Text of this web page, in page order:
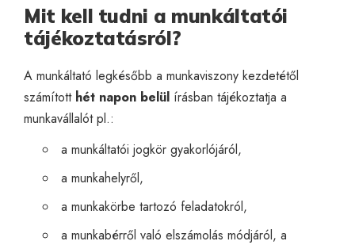
Mit kell tudni a munkáltatói
tájékoztatásról?
A munkáltató legkésőbb a munkaviszony kezdetétől
számított hét napon belül írásban tájékoztatja a
munkavállalót pl.:
a munkáltatói jogkör gyakorlójáról,
a munkahelyről,
a munkakörbe tartozó feladatokról,
a munkabérről való elszámolás módjáról, a